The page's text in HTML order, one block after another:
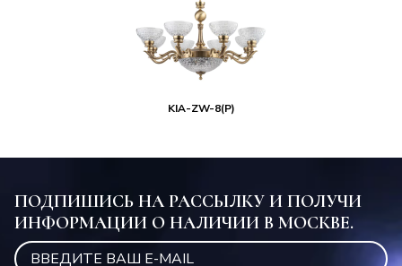
KIA-ZW-8(P)
ПОДПИШИСЬ НА РАССЫЛКУ И ПОЛУЧИ
ИНФОРМАЦИИ О НАЛИЧИИ В МОСКВЕ.